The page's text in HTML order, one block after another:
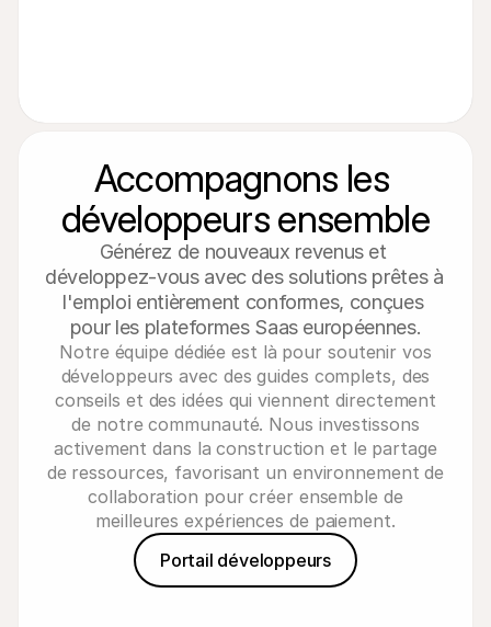
Accompagnons les
développeurs ensemble
Générez de nouveaux revenus et
développez-vous avec des solutions prêtes à
l'emploi entièrement conformes, conçues
pour les plateformes Saas européennes.
Notre équipe dédiée est là pour soutenir vos
développeurs avec des guides complets, des
conseils et des idées qui viennent directement
de notre communauté. Nous investissons
activement dans la construction et le partage
de ressources, favorisant un environnement de
collaboration pour créer ensemble de
meilleures expériences de paiement.
Portail développeurs